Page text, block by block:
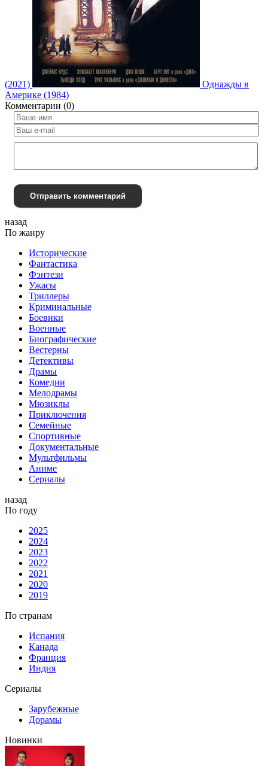
(2021)
Однажды в
Америке (1984)
Комментарии (0)
Отправить комментарий
назад
По жанру
Исторические
Фантастика
Фэнтези
Ужасы
Триллеры
Криминальные
Боевики
Военные
Биографические
Вестерны
Детективы
Драмы
Комедии
Мелодрамы
Мюзиклы
Приключения
Семейные
Спортивные
Документальные
Мультфильмы
Аниме
Сериалы
назад
По году
2025
2024
2023
2022
2021
2020
2019
По странам
Испания
Канада
Франция
Индия
Сериалы
Зарубежные
Дорамы
Новинки